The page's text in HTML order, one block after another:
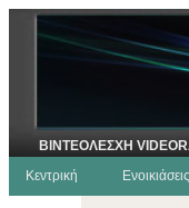
ΒΙΝΤΕΟΛΕΣΧΗ
Κεντρική